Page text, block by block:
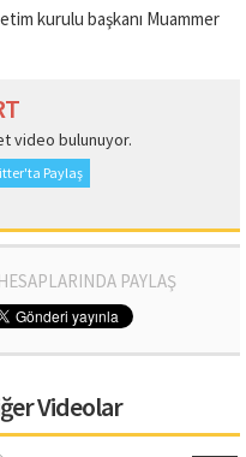
kurulu başkanı Muammer
video bulunuyor.
Paylaş
PAYLAŞ
Videolar